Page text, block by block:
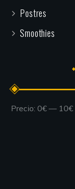
Postres
Smoothies
Precio:0€ — 10€